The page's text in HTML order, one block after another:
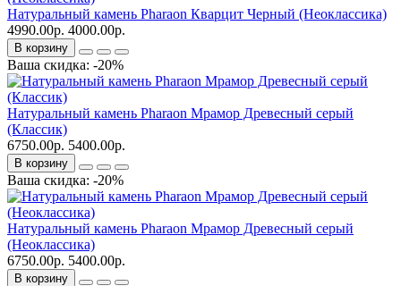
Натуральный камень Pharaon Кварцит Черный (Неоклассика)
4990.00р. 4000.00р.
В корзину
Ваша скидка: -20%
Натуральный камень Pharaon Мрамор Древесный серый
(Классик)
6750.00р. 5400.00р.
В корзину
Ваша скидка: -20%
Натуральный камень Pharaon Мрамор Древесный серый
(Неоклассика)
6750.00р. 5400.00р.
В корзину